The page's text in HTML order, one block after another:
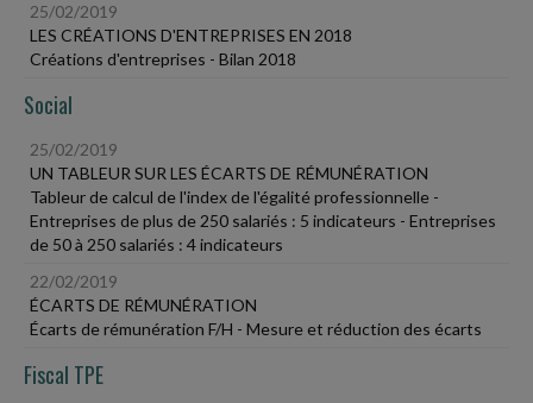
25/02/2019
LES CRÉATIONS D'ENTREPRISES EN 2018
Créations d'entreprises - Bilan 2018
Social
25/02/2019
UN TABLEUR SUR LES ÉCARTS DE RÉMUNÉRATION
Tableur de calcul de l'index de l'égalité professionnelle -
Entreprises de plus de 250 salariés : 5 indicateurs - Entreprises
de 50 à 250 salariés : 4 indicateurs
22/02/2019
ÉCARTS DE RÉMUNÉRATION
Écarts de rémunération F/H - Mesure et réduction des écarts
Fiscal TPE